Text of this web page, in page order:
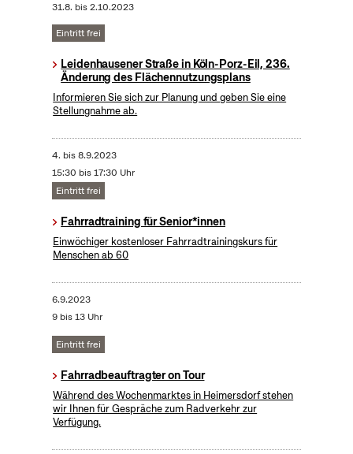
31.8. bis2.10.2023
Eintritt frei
Leidenhausener Straße in Köln-Porz-Eil, 236.
Änderung des Flächennutzungsplans
Informieren Sie sich zur Planung und geben Sie eine
Stellungnahme ab.
4. bis8.9.2023
15:30 bis 17:30 Uhr
Eintritt frei
Fahrradtraining für Senior*innen
Einwöchiger kostenloser Fahrradtrainingskurs für
Menschen ab 60
6.9.2023
9 bis 13 Uhr
Eintritt frei
Fahrradbeauftragter on Tour
Während des Wochenmarktes in Heimersdorf stehen
wir Ihnen für Gespräche zum Radverkehr zur
Verfügung.